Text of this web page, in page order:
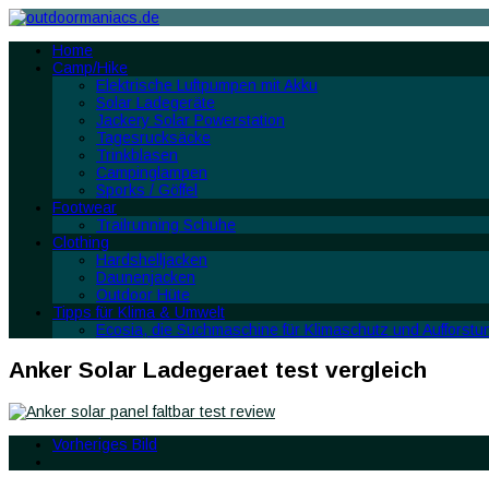
Home
Camp/Hike
Elektrische Luftpumpen mit Akku
Solar Ladegeräte
Jackery Solar Powerstation
Tagesrucksäcke
Trinkblasen
Campinglampen
Sporks / Göffel
Footwear
Trailrunning Schuhe
Clothing
Hardshelljacken
Daunenjacken
Outdoor Hüte
Tipps für Klima & Umwelt
Ecosia, die Suchmaschine für Klimaschutz und
Anker Solar Ladegeraet test vergleich
Vorheriges Bild